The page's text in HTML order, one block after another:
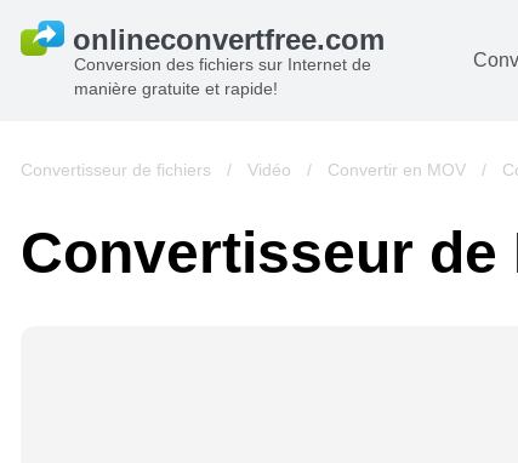
Conversion des fichiers sur Internet de
manière gratuite et rapide!
Convertisseur de fichiers / Vidéo / Convertir en MOV /
Convertisseur de